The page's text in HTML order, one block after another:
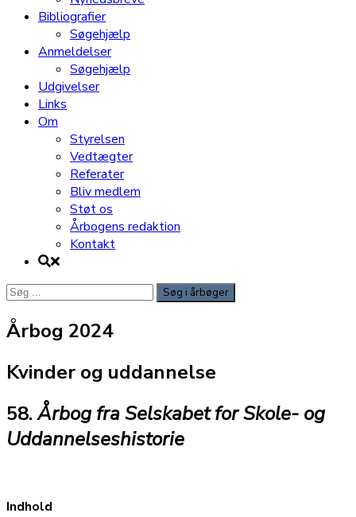
Bibliografier
Søgehjælp
Anmeldelser
Søgehjælp
Udgivelser
Links
Om
Styrelsen
Vedtægter
Referater
Bliv medlem
Støt os
Årbogens redaktion
Kontakt
Søg
Årbog 2024
Kvinder og uddannelse
58.Årbog fra Selskabet for Skole- og
Uddannelseshistorie
Indhold